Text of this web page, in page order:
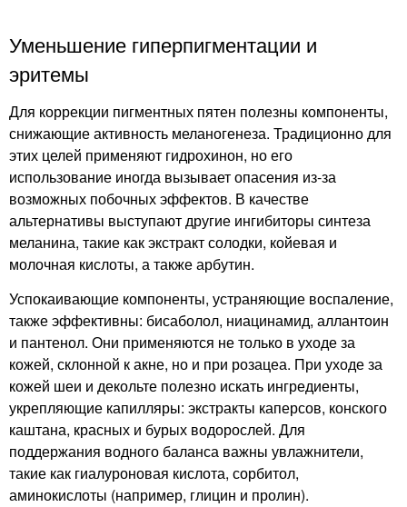
Уменьшение гиперпигментации и
эритемы
Для коррекции пигментных пятен полезны компоненты,
снижающие активность меланогенеза. Традиционно для
этих целей применяют гидрохинон, но его
использование иногда вызывает опасения из-за
возможных побочных эффектов. В качестве
альтернативы выступают другие ингибиторы синтеза
меланина, такие как экстракт солодки, койевая и
молочная кислоты, а также арбутин.
Успокаивающие компоненты, устраняющие воспаление,
также эффективны: бисаболол, ниацинамид, аллантоин
и пантенол. Они применяются не только в уходе за
кожей, склонной к акне, но и при розацеа. При уходе за
кожей шеи и декольте полезно искать ингредиенты,
укрепляющие капилляры: экстракты каперсов, конского
каштана, красных и бурых водорослей. Для
поддержания водного баланса важны увлажнители,
такие как гиалуроновая кислота, сорбитол,
аминокислоты (например, глицин и пролин).